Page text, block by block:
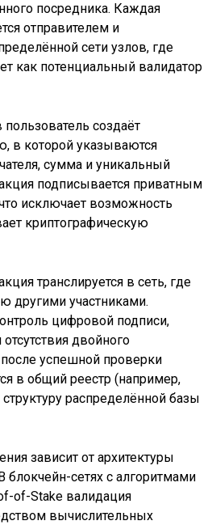
посредника. Каждая
отправителем и
сети узлов, где
как потенциальный валидатор
создаёт
в которой указываются
сумма и уникальный
подписывается приватным
исключает возможность
криптографическую
транслируется в сеть, где
другими участниками.
цифровой подписи,
двойного
успешной проверки
в общий реестр (например,
распределённой базы
зависит от архитектуры
блокчейн-сетях с алгоритмами
of-Stake валидация
вычислительных